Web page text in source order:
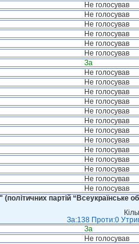
Не голосував
Не голосував
Не голосував
Не голосував
Не голосував
Не голосував
За
Не голосував
Не голосував
Не голосував
Не голосував
Не голосував
Не голосував
Не голосував
Не голосував
Не голосував
Не голосував
Не голосував
Не голосував
Не голосував
партій “Всеукраїнське
За:138 Проти:0
За
Не голосував